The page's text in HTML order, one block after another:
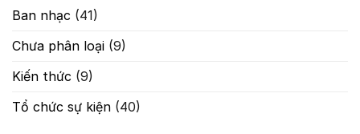
Ban nhạc (41)
Chưa phân loại (9)
Kiến thức (9)
Tổ chức sự kiện (40)